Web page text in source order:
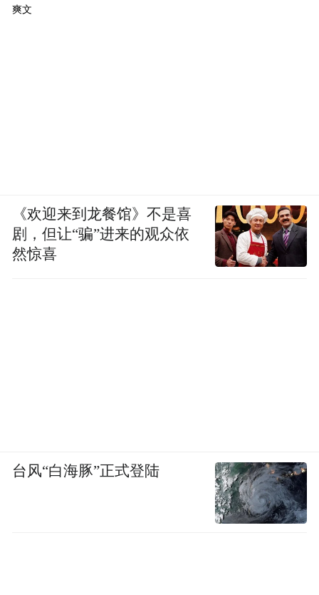
爽文
《欢迎来到龙餐馆》不是喜
剧，但让“骗”进来的观众依
然惊喜
台风“白海豚”正式登陆